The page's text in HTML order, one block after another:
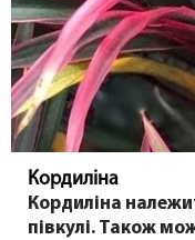
Кордиліна
Кордиліна
півкулі. Також